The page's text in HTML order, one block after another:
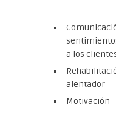
a los
alentador
Motivación